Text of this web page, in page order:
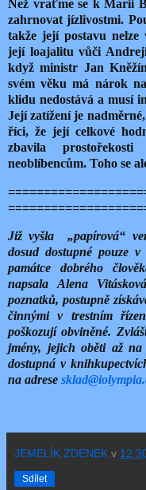
Než vraťme se k Marii
zahrnovat jízlivostmi.
takže její postavu nelze
její loajalitu vůči
když ministr Jan
svém věku má nárok
klidu nedostává a musí
Její zatížení je
říci, že její celkové
zbavila
neoblíbencům. Toho se
Již vyšla „papírová“
dosud dostupné pouze
památce dobrého
napsala Alena
poznatků, postupně
činnými v trestním
poškozují obviněné.
jmény, jejich oběti až
dostupná v
na adrese
JEMELÍK ZDENEK v
Sdílet